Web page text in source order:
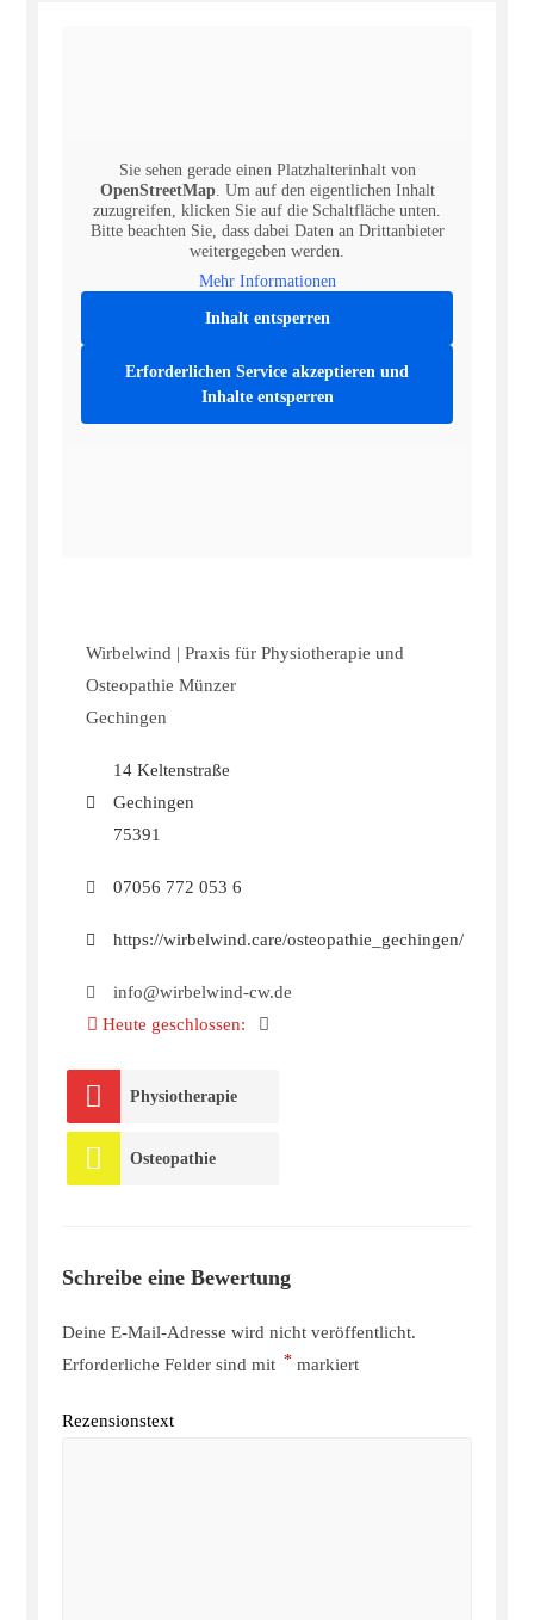
Sie sehen gerade einen Platzhalterinhalt von
OpenStreetMap. Um auf den eigentlichen Inhalt
zuzugreifen, klicken Sie auf die Schaltfläche unten.
Bitte beachten Sie, dass dabei Daten an Drittanbieter
weitergegeben werden.
Mehr Informationen
Inhalt entsperren
Erforderlichen Service akzeptieren und
Inhalte entsperren
Wirbelwind | Praxis für Physiotherapie und
Osteopathie Münzer
Gechingen
14 Keltenstraße
Gechingen
75391
07056 772 053 6
https://wirbelwind.care/osteopathie_gechingen/
info@wirbelwind-cw.de
Heute geschlossen:
Physiotherapie
Osteopathie
Schreibe eine Bewertung
Deine E-Mail-Adresse wird nicht veröffentlicht.
Erforderliche Felder sind mit * markiert
Rezensionstext